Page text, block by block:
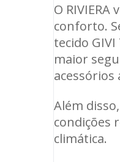
O
conforto.
tecido
maior
acessórios
Além
condições
climática.